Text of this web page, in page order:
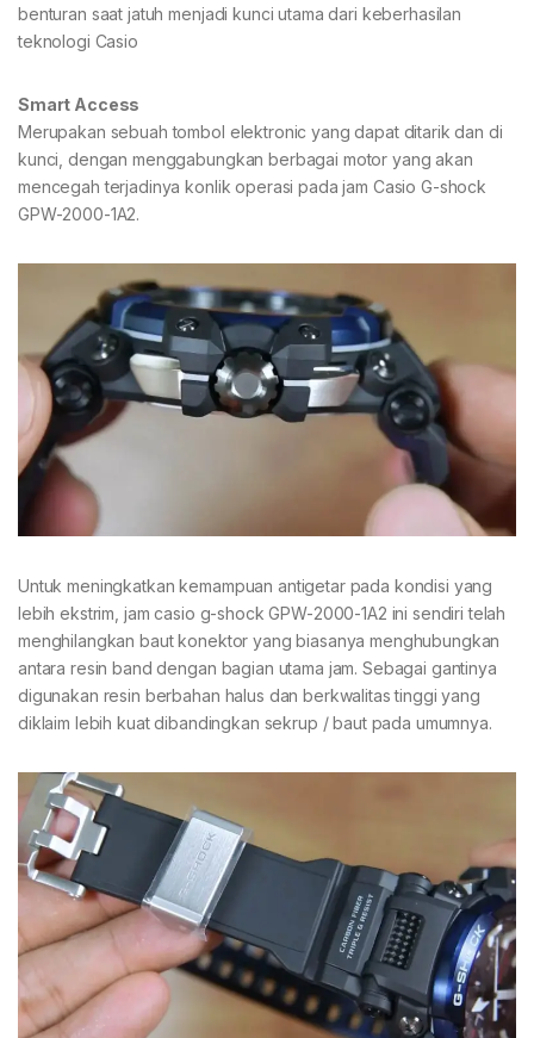
benturan saat jatuh menjadi kunci utama dari keberhasilan
teknologi Casio
Smart Access
Merupakan sebuah tombol elektronic yang dapat ditarik dan di
kunci, dengan menggabungkan berbagai motor yang akan
mencegah terjadinya konlik operasi pada jam Casio G-shock
GPW-2000-1A2.
Untuk meningkatkan kemampuan antigetar pada kondisi yang
lebih ekstrim, jam casio g-shock GPW-2000-1A2 ini sendiri telah
menghilangkan baut konektor yang biasanya menghubungkan
antara resin band dengan bagian utama jam. Sebagai gantinya
digunakan resin berbahan halus dan berkwalitas tinggi yang
diklaim lebih kuat dibandingkan sekrup / baut pada umumnya.